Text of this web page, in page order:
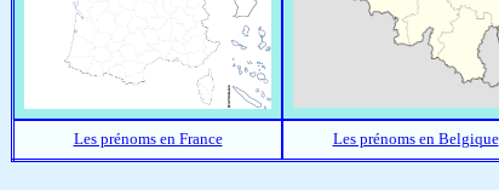
Les prénoms en France Les prénoms en Belgique